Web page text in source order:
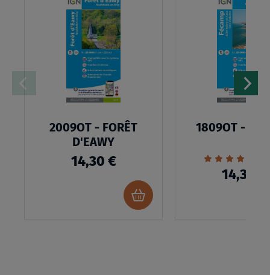
2009OT - FORÊT
D'EAWY
14,30 €
Ajouter
au
1809OT -
Évaluation:
14,30 €